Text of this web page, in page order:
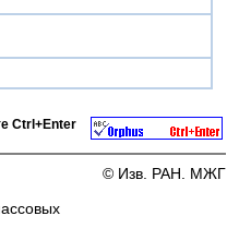
Ctrl+Enter
© Изв. РАН. МЖГ